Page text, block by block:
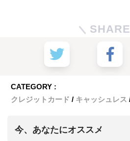
SHARE
CATEGORY :
クレジットカード
キャッシュレス
今、あなたにオススメ